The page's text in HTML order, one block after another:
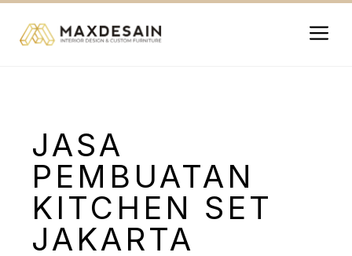
JASA
PEMBUATAN
KITCHEN SET
JAKARTA